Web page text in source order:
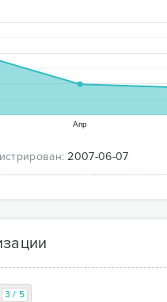
Апр
2007-06-07
3 / 5